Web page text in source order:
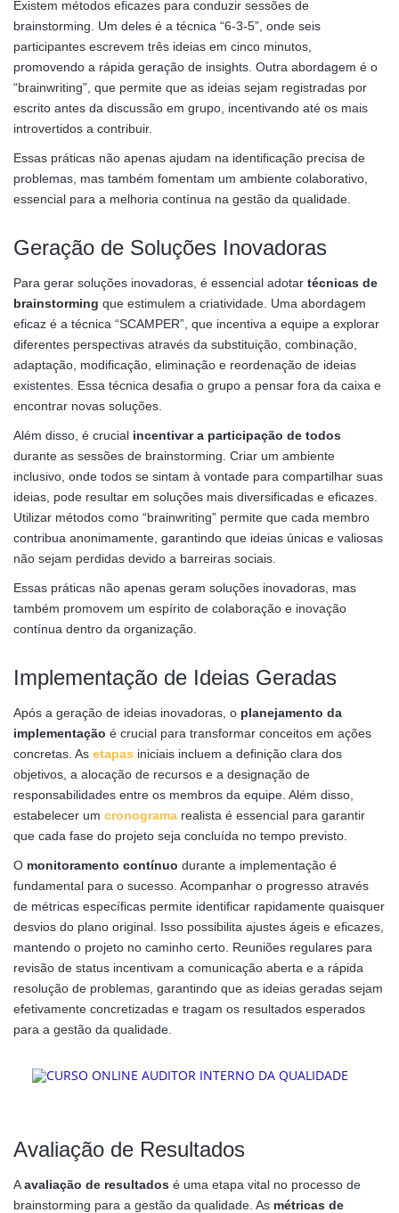
Existem métodos eficazes para conduzir sessões de
brainstorming. Um deles é a técnica “6-3-5”, onde seis
participantes escrevem três ideias em cinco minutos,
promovendo a rápida geração de insights. Outra abordagem é o
“brainwriting”, que permite que as ideias sejam registradas por
escrito antes da discussão em grupo, incentivando até os mais
introvertidos a contribuir.
Essas práticas não apenas ajudam na identificação precisa de
problemas, mas também fomentam um ambiente colaborativo,
essencial para a melhoria contínua na gestão da qualidade.
Geração de Soluções Inovadoras
Para gerar soluções inovadoras, é essencial adotar técnicas de
brainstorming que estimulem a criatividade. Uma abordagem
eficaz é a técnica “SCAMPER”, que incentiva a equipe a explorar
diferentes perspectivas através da substituição, combinação,
adaptação, modificação, eliminação e reordenação de ideias
existentes. Essa técnica desafia o grupo a pensar fora da caixa e
encontrar novas soluções.
Além disso, é crucial incentivar a participação de todos
durante as sessões de brainstorming. Criar um ambiente
inclusivo, onde todos se sintam à vontade para compartilhar suas
ideias, pode resultar em soluções mais diversificadas e eficazes.
Utilizar métodos como “brainwriting” permite que cada membro
contribua anonimamente, garantindo que ideias únicas e valiosas
não sejam perdidas devido a barreiras sociais.
Essas práticas não apenas geram soluções inovadoras, mas
também promovem um espírito de colaboração e inovação
contínua dentro da organização.
Implementação de Ideias Geradas
Após a geração de ideias inovadoras, o planejamento da
implementação é crucial para transformar conceitos em ações
concretas. As etapas iniciais incluem a definição clara dos
objetivos, a alocação de recursos e a designação de
responsabilidades entre os membros da equipe. Além disso,
estabelecer um cronograma realista é essencial para garantir
que cada fase do projeto seja concluída no tempo previsto.
O monitoramento contínuo durante a implementação é
fundamental para o sucesso. Acompanhar o progresso através
de métricas específicas permite identificar rapidamente quaisquer
desvios do plano original. Isso possibilita ajustes ágeis e eficazes,
mantendo o projeto no caminho certo. Reuniões regulares para
revisão de status incentivam a comunicação aberta e a rápida
resolução de problemas, garantindo que as ideias geradas sejam
efetivamente concretizadas e tragam os resultados esperados
para a gestão da qualidade.
Avaliação de Resultados
Aavaliação de resultados é uma etapa vital no processo de
brainstorming para a gestão da qualidade. As métricas de